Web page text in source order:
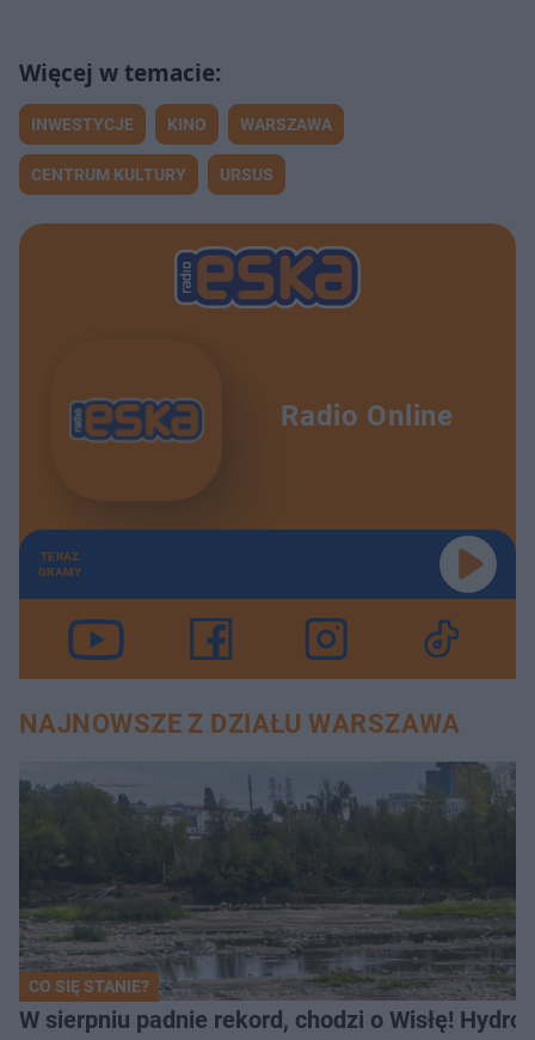
INWESTYCJE KINO WARSZAWA
CENTRUM KULTURY URSUS
Radio Online
TERAZ
GRAMY
NAJNOWSZE Z DZIAŁU WARSZAWA
CO SIĘ STANIE?
W sierpniu padnie rekord, chodzi o Wisłę!